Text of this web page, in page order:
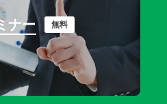
ナー 無料